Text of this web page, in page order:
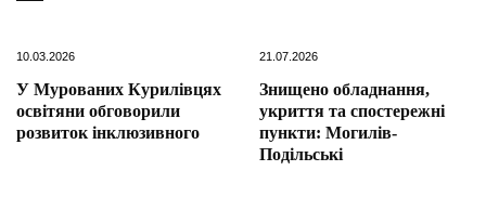
10.03.2026
У Мурованих Курилівцях
освітяни обговорили
розвиток інклюзивного
21.07.2026
Знищено обладнання,
укриття та спостережні
пункти: Могилів-
Подільські